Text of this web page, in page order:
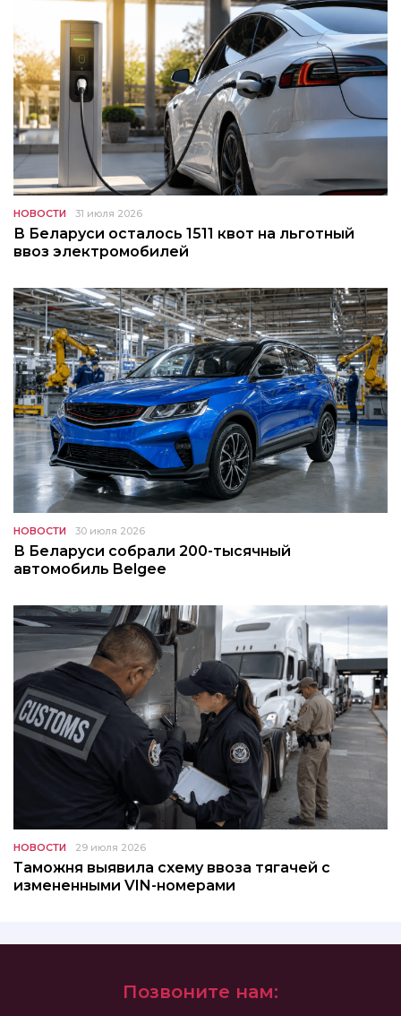
НОВОСТИ 31 июля 2026
В Беларуси осталось 1511 квот на льготный
ввоз электромобилей
НОВОСТИ 30 июля 2026
В Беларуси собрали 200-тысячный
автомобиль Belgee
НОВОСТИ 29 июля 2026
Таможня выявила схему ввоза тягачей с
измененными VIN-номерами
Позвоните нам: